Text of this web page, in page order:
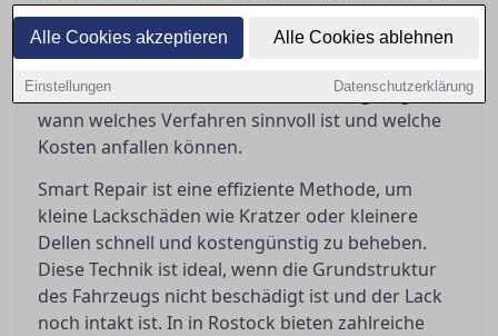
Alle Cookies akzeptieren Alle Cookies ablehnen
Einstellungen Datenschutzerklärung
sich die Frage, ob Smart Repair ausreicht oder
eine klassische Lackierung nötig ist. In diesem
Ratgeber werden die Vor- und Nachteile beider
Methoden beleuchtet, um Orientierung zu geben,
wann welches Verfahren sinnvoll ist und welche
Kosten anfallen können.
Smart Repair ist eine effiziente Methode, um
kleine Lackschäden wie Kratzer oder kleinere
Dellen schnell und kostengünstig zu beheben.
Diese Technik ist ideal, wenn die Grundstruktur
des Fahrzeugs nicht beschädigt ist und der Lack
noch intakt ist. In in Rostock bieten zahlreiche